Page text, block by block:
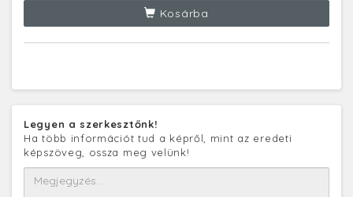
Kosárba
Legyen a szerkesztőnk!
Ha több információt tud a képről, mint az eredeti
képszöveg, ossza meg velünk!